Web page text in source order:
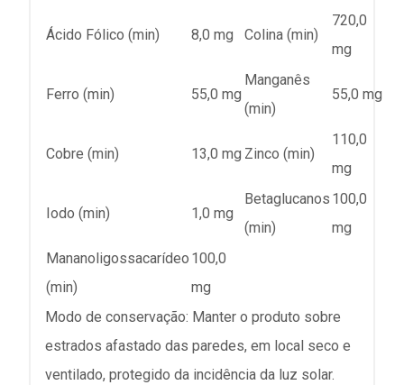
Ácido Fólico (min) 8,0 mg Colina (min)
720,0
mg
Ferro (min) 55,0 mg
Manganês
(min)
55,0 mg
Cobre (min) 13,0 mg Zinco (min)
110,0
mg
Iodo (min) 1,0 mg
Betaglucanos
(min)
100,0
mg
Mananoligossacarídeo
(min)
100,0
mg
Modo de conservação: Manter o produto sobre
estrados afastado das paredes, em local seco e
ventilado, protegido da incidência da luz solar.